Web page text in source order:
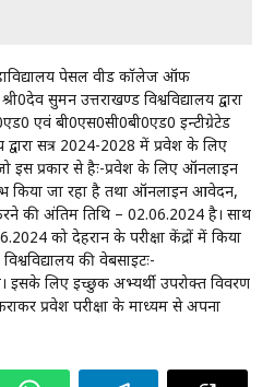
पेसल वीड कॉलेज ऑफ
सुमन उत्तराखण्ड विश्वविद्यालय द्वारा
एवं बी0एस0सी0बी0एड0 इन्टीग्रेटेड
द्वारा सत्र 2024-2028 में प्रवेश के लिए
इस प्रकार से हैः-प्रवेश के लिए ऑनलाइन
किया जा रहा है तथा ऑनलाइन आवेदन,
की अंतिम तिथि – 02.06.2024 है। साथ
को देहरादून के परीक्षा केंद्रों में किया
की वेबसाइटः-
लिए इच्छुक अभ्यर्थी उपरोक्त विवरण
प्रवेश परीक्षा के माध्यम से अपना